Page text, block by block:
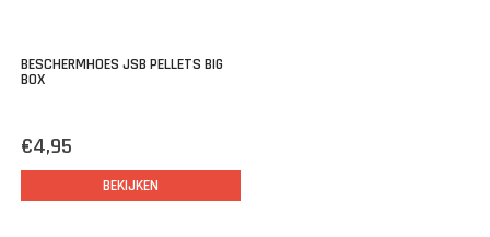
BESCHERMHOES JSB PELLETS BIG
BOX
€4,95
BEKIJKEN